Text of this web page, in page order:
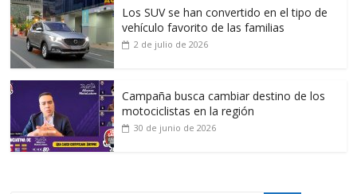
Los SUV se han convertido en el tipo de
vehículo favorito de las familias
2 de julio de 2026
Campaña busca cambiar destino de los
motociclistas en la región
30 de junio de 2026